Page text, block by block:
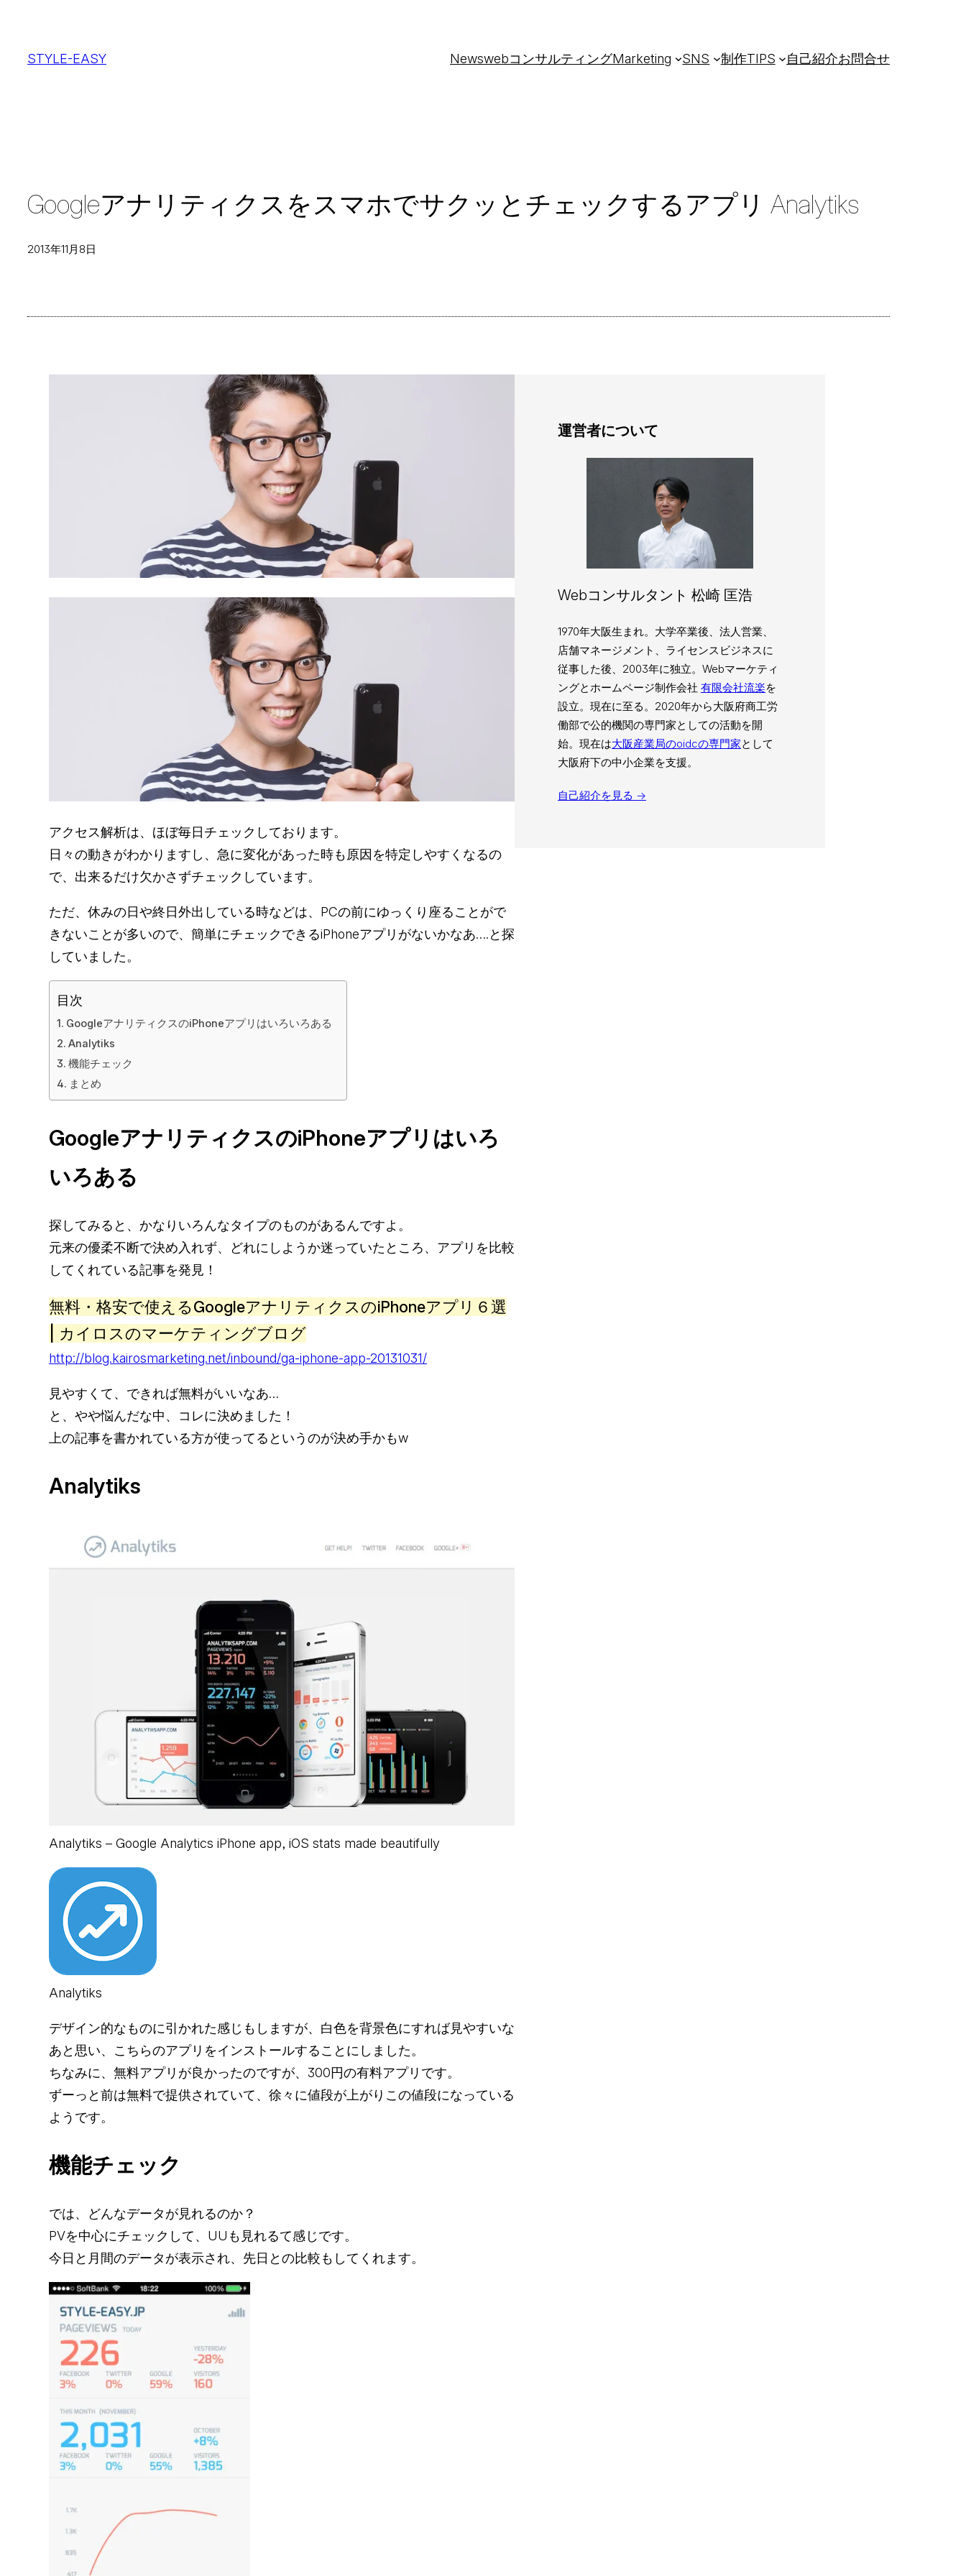
STYLE-EASY NewswebコンサルティングMarketing SNS 制作TIPS 自己紹介お問合せ
Googleアナリティクスをスマホでサクッとチェックするアプリ Analytiks
2013年11月8日
アクセス解析は、ほぼ毎日チェックしております。
日々の動きがわかりますし、急に変化があった時も原因を特定しやすくなるの
で、出来るだけ欠かさずチェックしています。
ただ、休みの日や終日外出している時などは、PCの前にゆっくり座ることがで
きないことが多いので、簡単にチェックできるiPhoneアプリがないかなあ….と探
していました。
目次
GoogleアナリティクスのiPhoneアプリはいろいろある
Analytiks
機能チェック
まとめ
GoogleアナリティクスのiPhoneアプリはいろ
いろある
探してみると、かなりいろんなタイプのものがあるんですよ。
元来の優柔不断で決め入れず、どれにしようか迷っていたところ、アプリを比較
してくれている記事を発見！
無料・格安で使えるGoogleアナリティクスのiPhoneアプリ６選
| カイロスのマーケティングブログ
http://blog.kairosmarketing.net/inbound/ga-iphone-app-20131031/
見やすくて、できれば無料がいいなあ…
と、やや悩んだな中、コレに決めました！
上の記事を書かれている方が使ってるというのが決め手かもw
Analytiks
Analytiks – Google Analytics iPhone app, iOS stats made beautifully
Analytiks
デザイン的なものに引かれた感じもしますが、白色を背景色にすれば見やすいな
あと思い、こちらのアプリをインストールすることにしました。
ちなみに、無料アプリが良かったのですが、300円の有料アプリです。
ずーっと前は無料で提供されていて、徐々に値段が上がりこの値段になっている
ようです。
機能チェック
では、どんなデータが見れるのか？
PVを中心にチェックして、UUも見れるて感じです。
今日と月間のデータが表示され、先日との比較もしてくれます。
運営者について
Webコンサルタント 松崎 匡浩
1970年大阪生まれ。大学卒業後、法人営業、
店舗マネージメント、ライセンスビジネスに
従事した後、2003年に独立。Webマーケティ
ングとホームページ制作会社 有限会社流楽を
設立。現在に至る。2020年から大阪府商工労
働部で公的機関の専門家としての活動を開
始。現在は大阪産業局のoidcの専門家として
大阪府下の中小企業を支援。
自己紹介を見る →